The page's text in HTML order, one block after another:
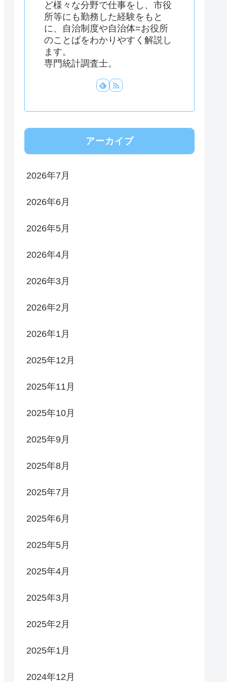
ど様々な分野で仕事をし、市役
所等にも勤務した経験をもと
に、自治制度や自治体=お役所
のことばをわかりやすく解説し
ます。
専門統計調査士。
アーカイブ
2026年7月
2026年6月
2026年5月
2026年4月
2026年3月
2026年2月
2026年1月
2025年12月
2025年11月
2025年10月
2025年9月
2025年8月
2025年7月
2025年6月
2025年5月
2025年4月
2025年3月
2025年2月
2025年1月
2024年12月